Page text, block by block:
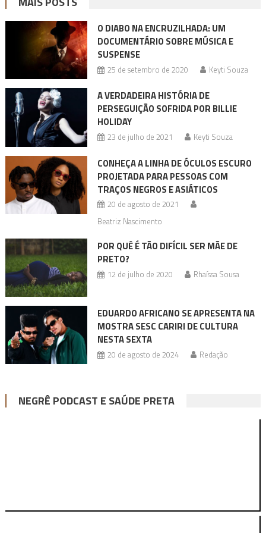
O DIABO NA ENCRUZILHADA: UM
DOCUMENTÁRIO SOBRE MÚSICA E
SUSPENSE
25 de setembro de 2020 Keyti Souza
A VERDADEIRA HISTÓRIA DE
PERSEGUIÇÃO SOFRIDA POR BILLIE
HOLIDAY
23 de julho de 2021 Keyti Souza
CONHEÇA A LINHA DE ÓCULOS ESCURO
PROJETADA PARA PESSOAS COM
TRAÇOS NEGROS E ASIÁTICOS
20 de agosto de 2021
Beatriz Nascimento
POR QUÊ É TÃO DIFÍCIL SER MÃE DE
PRETO?
12 de julho de 2020 Rhaíssa Sousa
EDUARDO AFRICANO SE APRESENTA NA
MOSTRA SESC CARIRI DE CULTURA
NESTA SEXTA
20 de agosto de 2024 Redação
NEGRÊ PODCAST E SAÚDE PRETA